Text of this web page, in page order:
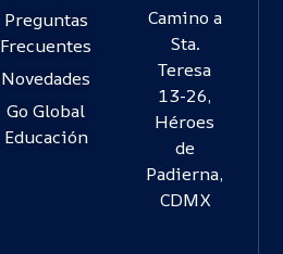
Preguntas
Frecuentes
Novedades
Go Global
Educación
Camino a
Sta.
Teresa
13-26,
Héroes
de
Padierna,
CDMX